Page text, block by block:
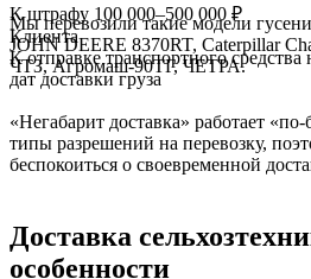
Мы перевозили такие модели
JOHN DEERE 8370RT, Caterpillar
ЧТЗ, Агромаш-90ТГ, ЧЕТРА.
К штрафу 100 000–500 000 ₽
Клиента
К отправке транспортного
дат доставки груза
«Негабарит доставка» работает
типы разрешений на перевозку,
беспокоиться о своевременной
Доставка
особенности